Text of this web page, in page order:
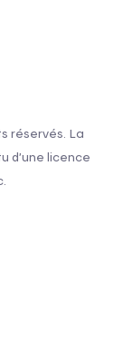
réservés. La
d’une licence